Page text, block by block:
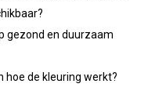
gezond en duurzaam
hoe de kleuring werkt?